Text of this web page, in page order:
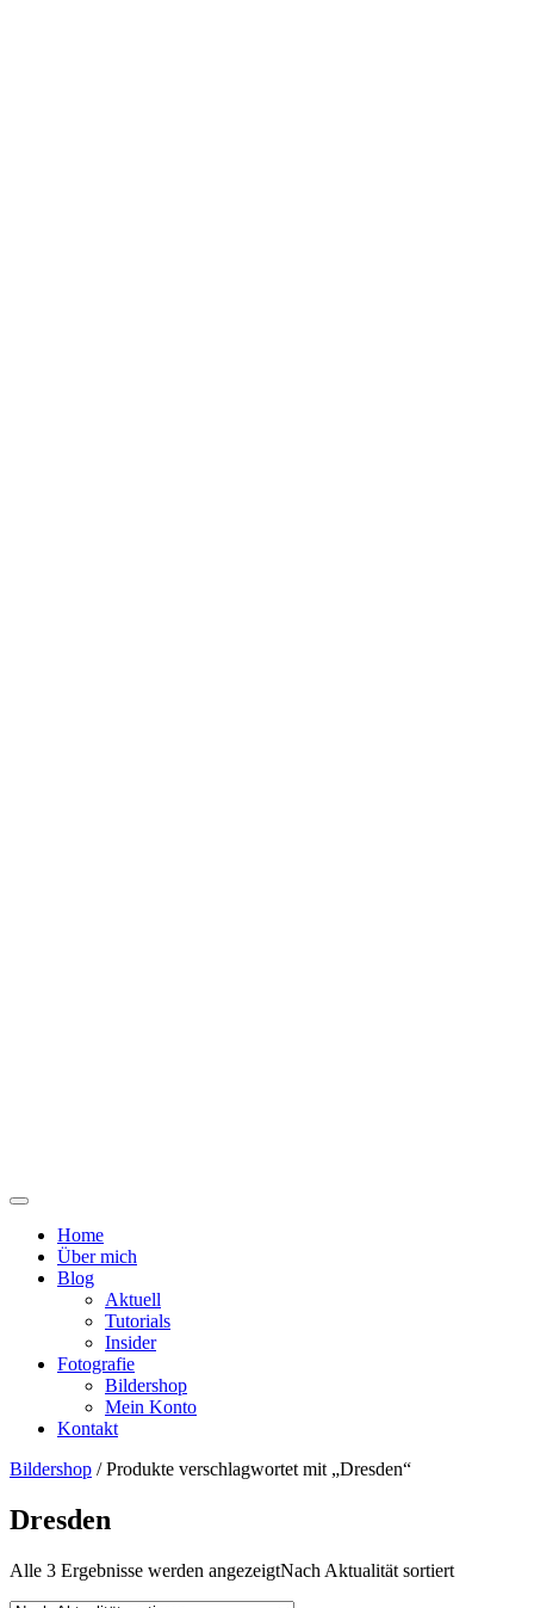
Home
Über mich
Blog
Aktuell
Tutorials
Insider
Fotografie
Bildershop
Mein Konto
Kontakt
Bildershop / Produkte verschlagwortet mit „Dresden“
Dresden
Alle 3 Ergebnisse werden angezeigtNach Aktualität sortiert